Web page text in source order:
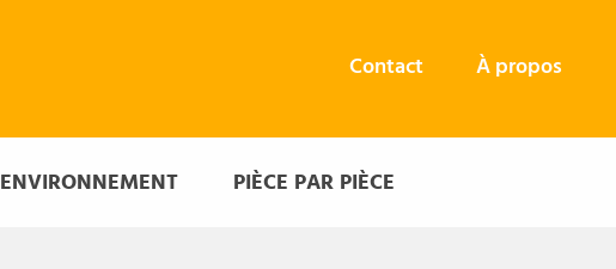
Contact À propos
ENVIRONNEMENT PIÈCE PAR PIÈCE